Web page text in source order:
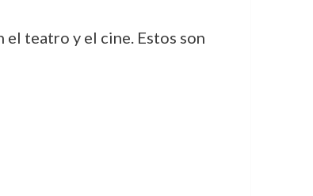
teatro y el cine. Estos son